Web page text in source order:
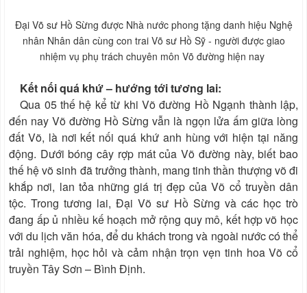
Đại Võ sư Hồ Sừng được Nhà nước phong tặng danh hiệu Nghệ
nhân Nhân dân cùng con trai Võ sư Hồ Sỹ - người được giao
nhiệm vụ phụ trách chuyên môn Võ đường hiện nay
Kết nối quá khứ – hướng tới tương lai:
Qua 05 thế hệ kể từ khi Võ đường Hồ Ngạnh thành lập,
đến nay Võ đường Hồ Sừng vẫn là ngọn lửa ấm giữa lòng
đất Võ, là nơi kết nối quá khứ anh hùng với hiện tại năng
động. Dưới bóng cây rợp mát của Võ đường này, biết bao
thế hệ võ sinh đã trưởng thành, mang tinh thần thượng võ đi
khắp nơi, lan tỏa những giá trị đẹp của Võ cổ truyền dân
tộc. Trong tương lai, Đại Võ sư Hồ Sừng và các học trò
đang ấp ủ nhiều kế hoạch mở rộng quy mô, kết hợp võ học
với du lịch văn hóa, để du khách trong và ngoài nước có thể
trải nghiệm, học hỏi và cảm nhận trọn vẹn tinh hoa Võ cổ
truyền Tây Sơn – Bình Định.